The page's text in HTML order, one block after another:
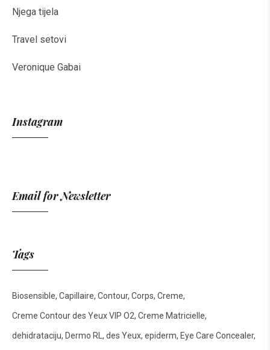
Njega tijela
Travel setovi
Veronique Gabai
Instagram
Email for Newsletter
Tags
Biosensible Capillaire Contour Corps Creme
Creme Contour des Yeux VIP O2 Creme Matricielle
dehidrataciju Dermo RL des Yeux epiderm Eye Care Concealer